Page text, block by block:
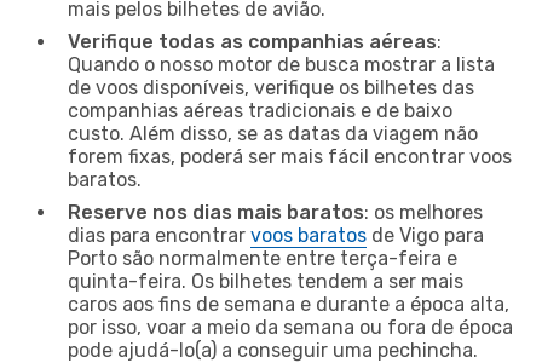
mais pelos bilhetes de avião.
Verifique todas as companhias aéreas:
Quando o nosso motor de busca mostrar a lista
de voos disponíveis, verifique os bilhetes das
companhias aéreas tradicionais e de baixo
custo. Além disso, se as datas da viagem não
forem fixas, poderá ser mais fácil encontrar voos
baratos.
Reserve nos dias mais baratos: os melhores
dias para encontrar voos baratos de Vigo para
Porto são normalmente entre terça-feira e
quinta-feira. Os bilhetes tendem a ser mais
caros aos fins de semana e durante a época alta,
por isso, voar a meio da semana ou fora de época
pode ajudá-lo(a) a conseguir uma pechincha.